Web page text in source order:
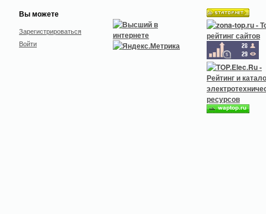
Вы можете
Зарегистрироваться
Войти